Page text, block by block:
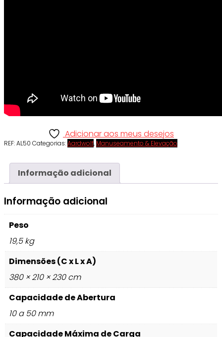
Adicionar aos meus desejos
REF:AL50 Categorias:Aardwolf, Manuseamento & Elevação
Informação adicional
Informação adicional
Peso
19,5 kg
Dimensões (C x L x A)
380 × 210 × 230 cm
Capacidade de Abertura
10 a 50 mm
Capacidade Máxima de Carga